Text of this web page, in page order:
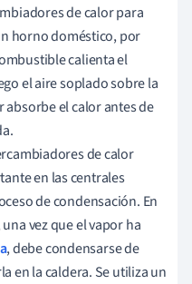
de calor para
horno doméstico, por
calienta el
el aire soplado sobre la
el calor antes de
de calor
en las centrales
de condensación. En
vez que el vapor ha
, debe condensarse de
en la caldera. Se utiliza un